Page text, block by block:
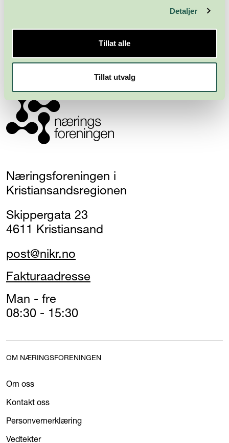
Detaljer
Tillat alle
Tillat utvalg
Meld deg på nyhetsbrevet
Næringsforeningen i
Kristiansandsregionen
Skippergata 23
4611 Kristiansand
post@nikr.no
Fakturaadresse
Man - fre
08:30 - 15:30
OM NÆRINGSFORENINGEN
Om oss
Kontakt oss
Personvernerklæring
Vedtekter